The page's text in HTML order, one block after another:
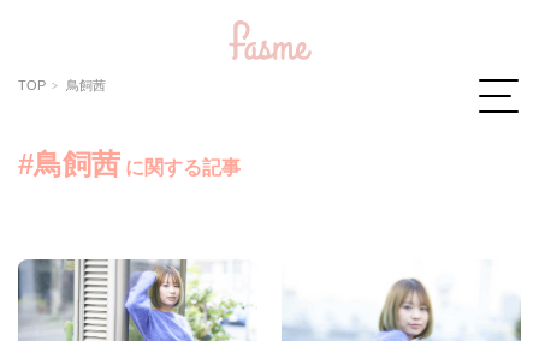
TOP 鳥飼茜
#鳥飼茜 に関する記事